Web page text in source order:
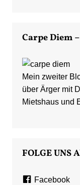
Carpe Diem
Mein zweiter
über Ärger mit
Mietshaus und
FOLGE UNS
Facebook